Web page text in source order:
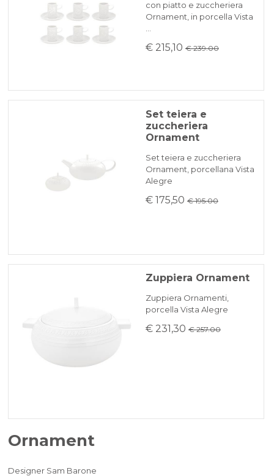
con piatto e zuccheriera
Ornament, in porcella Vista
€ 215,10 € 239.00
Set teiera e
zuccheriera
Ornament
Set teiera e zuccheriera
Ornament, porcellana Vista
Alegre
€ 175,50 € 195.00
Zuppiera Ornament
Zuppiera Ornamenti,
porcella Vista Alegre
€ 231,30 € 257.00
Ornament
Designer Sam Barone